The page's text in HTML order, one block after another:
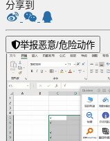
分享到
举报恶意/危险动作